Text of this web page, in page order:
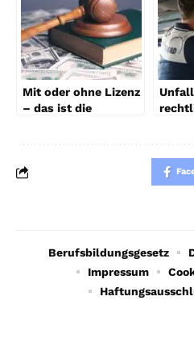
Mit oder ohne Lizenz
– das ist die
Deutschland
Berufsbildungsgesetz
Impressum